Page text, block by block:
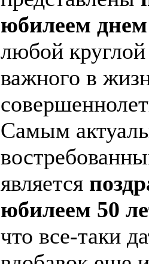
юбилеем
любой
важного в
Самым
является
юбилеем 50
что все-таки